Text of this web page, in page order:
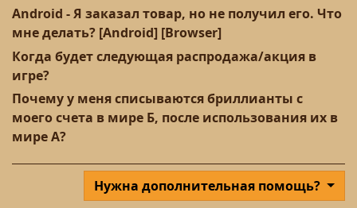
Android - Я заказал товар, но не получил его. Что
мне делать? [Android] [Browser]
Когда будет следующая распродажа/акция в
игре?
Почему у меня списываются бриллианты с
моего счета в мире Б, после использования их в
мире А?
Нужна дополнительная помощь?